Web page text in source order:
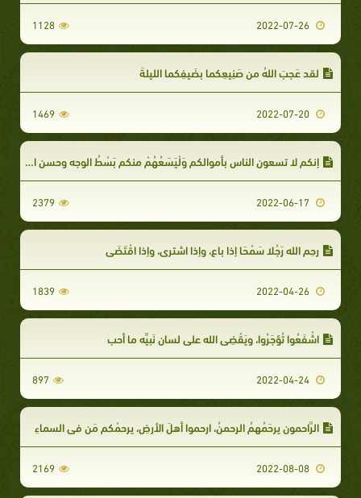
1128
لقد عَجِبَ اللهُ من صَنِيعِكما بضَيفِكما الليلةَ
1469
إنكم لا تسعون الناس بأموالكم وَلْيَسَعُهُمْ منكم بَسْطُ الوجه وحسن الخلق
2379
رحِم الله رَجُلا سَمْحَا إذا باع، وإذا اشترى، وإذا اقْتَضَى
1839
اشْفَعُوا تُؤجَرُوا، ويَقْضِي الله على لسانِ نَبِيِّه ما أحب
897
الرَّاحمون يرحَمُهمُ الرحمنُ، ارحموا أهلَ الأرضِ، يرحمْكم مَن في السماءِ
2169